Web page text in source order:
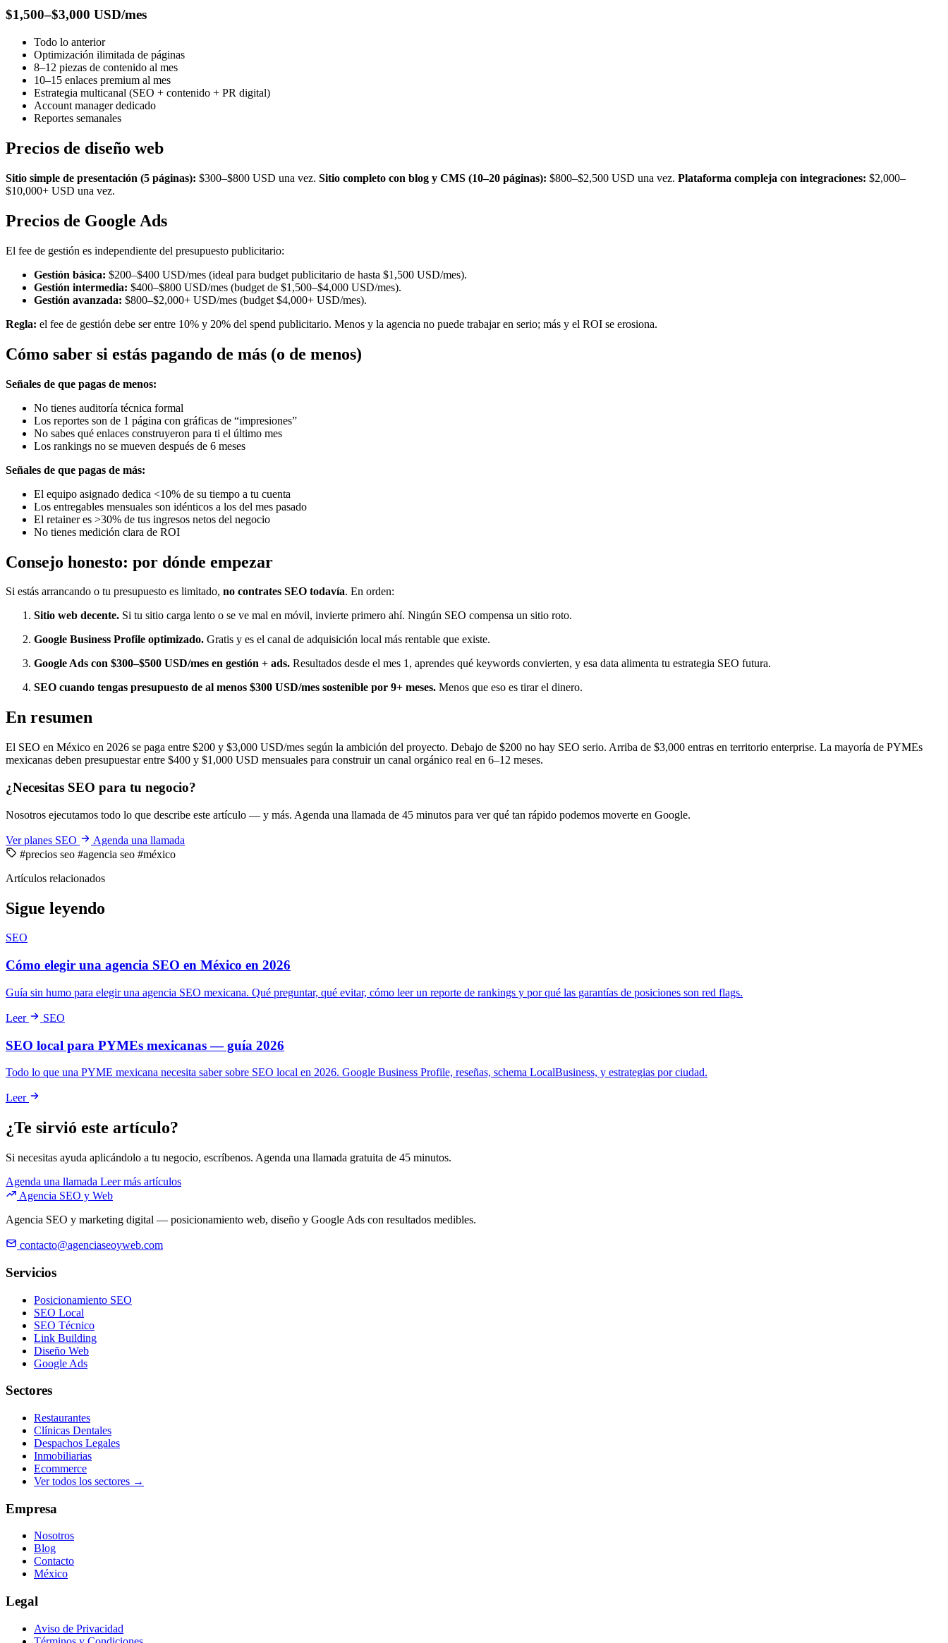
$1,500–$3,000 USD/mes
Todo lo anterior
Optimización ilimitada de páginas
8–12 piezas de contenido al mes
10–15 enlaces premium al mes
Estrategia multicanal (SEO + contenido + PR digital)
Account manager dedicado
Reportes semanales
Precios de diseño web
Sitio simple de presentación (5 páginas): $300–$800 USD una vez. Sitio completo con blog y CMS (10–20 páginas): $800–$2,500 USD una vez. Plataforma compleja con integraciones: $2,000–
$10,000+ USD una vez.
Precios de Google Ads
El fee de gestión es independiente del presupuesto publicitario:
Gestión básica: $200–$400 USD/mes (ideal para budget publicitario de hasta $1,500 USD/mes).
Gestión intermedia: $400–$800 USD/mes (budget de $1,500–$4,000 USD/mes).
Gestión avanzada: $800–$2,000+ USD/mes (budget $4,000+ USD/mes).
Regla: el fee de gestión debe ser entre 10% y 20% del spend publicitario. Menos y la agencia no puede trabajar en serio; más y el ROI se erosiona.
Cómo saber si estás pagando de más (o de menos)
Señales de que pagas de menos:
No tienes auditoría técnica formal
Los reportes son de 1 página con gráficas de “impresiones”
No sabes qué enlaces construyeron para ti el último mes
Los rankings no se mueven después de 6 meses
Señales de que pagas de más:
El equipo asignado dedica <10% de su tiempo a tu cuenta
Los entregables mensuales son idénticos a los del mes pasado
El retainer es >30% de tus ingresos netos del negocio
No tienes medición clara de ROI
Consejo honesto: por dónde empezar
Si estás arrancando o tu presupuesto es limitado, no contrates SEO todavía. En orden:
Sitio web decente. Si tu sitio carga lento o se ve mal en móvil, invierte primero ahí. Ningún SEO compensa un sitio roto.
Google Business Profile optimizado. Gratis y es el canal de adquisición local más rentable que existe.
Google Ads con $300–$500 USD/mes en gestión + ads. Resultados desde el mes 1, aprendes qué keywords convierten, y esa data alimenta tu estrategia SEO futura.
SEO cuando tengas presupuesto de al menos $300 USD/mes sostenible por 9+ meses. Menos que eso es tirar el dinero.
En resumen
El SEO en México en 2026 se paga entre $200 y $3,000 USD/mes según la ambición del proyecto. Debajo de $200 no hay SEO serio. Arriba de $3,000 entras en territorio enterprise. La mayoría de PYMEs
mexicanas deben presupuestar entre $400 y $1,000 USD mensuales para construir un canal orgánico real en 6–12 meses.
¿Necesitas SEO para tu negocio?
Nosotros ejecutamos todo lo que describe este artículo — y más. Agenda una llamada de 45 minutos para ver qué tan rápido podemos moverte en Google.
Ver planes SEO
Agenda una llamada
#precios seo #agencia seo #méxico
Artículos relacionados
Sigue leyendo
SEO
Cómo elegir una agencia SEO en México en 2026
Guía sin humo para elegir una agencia SEO mexicana. Qué preguntar, qué evitar, cómo leer un reporte de rankings y por qué las garantías de posiciones son red flags.
Leer SEO
SEO local para PYMEs mexicanas — guía 2026
Todo lo que una PYME mexicana necesita saber sobre SEO local en 2026. Google Business Profile, reseñas, schema LocalBusiness, y estrategias por ciudad.
Leer
¿Te sirvió este artículo?
Si necesitas ayuda aplicándolo a tu negocio, escríbenos. Agenda una llamada gratuita de 45 minutos.
Agenda una llamada Leer más artículos
Agencia SEO y Web
Agencia SEO y marketing digital — posicionamiento web, diseño y Google Ads con resultados medibles.
contacto@agenciaseoyweb.com
Servicios
Posicionamiento SEO
SEO Local
SEO Técnico
Link Building
Diseño Web
Google Ads
Sectores
Restaurantes
Clínicas Dentales
Despachos Legales
Inmobiliarias
Ecommerce
Ver todos los sectores →
Empresa
Nosotros
Blog
Contacto
México
Legal
Aviso de Privacidad